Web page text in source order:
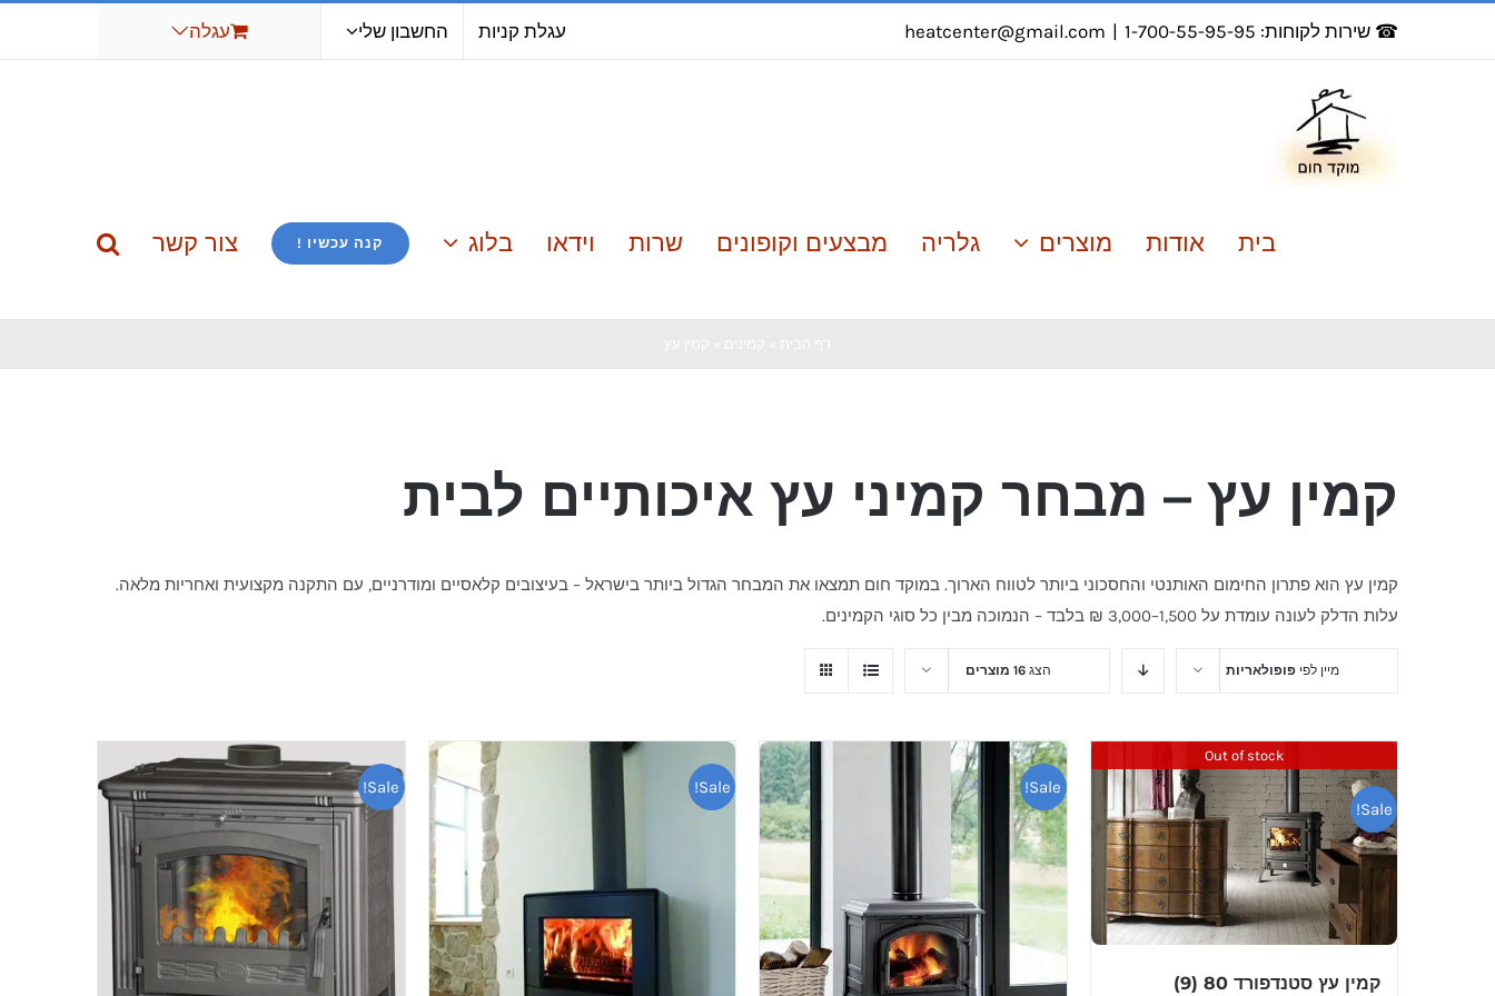
☎ שירות לקוחות: 1-700-55-95-95 |
heatcenter@gmail.com עגלת קניות החשבון שלי עגלה
בית אודות מוצרים גלריה מבצעים וקופונים שרות וידאו בלוג קנה עכשיו ! צור קשר
קמין עץ – מבחר קמיני עץ איכותיים לבית
קמין עץ הוא פתרון החימום האותנטי והחסכוני ביותר לטווח הארוך. במוקד חום תמצאו את המבחר הגדול ביותר בישראל – בעיצובים קלאסיים ומודרניים, עם התקנה מקצועית ואחריות מלאה.
עלות הדלק לעונה עומדת על 1,500–3,000 ₪ בלבד – הנמוכה מבין כל סוגי הקמינים.
מיין לפי פופולאריות הצג 16 מוצרים
Out of stock
Sale!
קמין עץ סטנדפורד 80 (9)
Sale!
Sale!
Sale!